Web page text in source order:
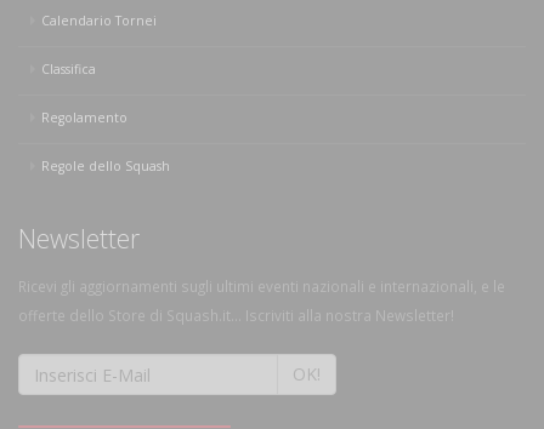
Calendario Tornei
Classifica
Regolamento
Regole dello Squash
Newsletter
Ricevi gli aggiornamenti sugli ultimi eventi nazionali e internazionali, e le
offerte dello Store di Squash.it... Iscriviti alla nostra Newsletter!
OK!